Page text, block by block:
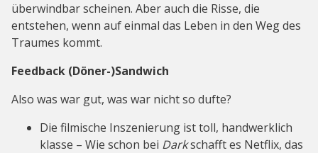
überwindbar scheinen. Aber auch die Risse, die
entstehen, wenn auf einmal das Leben in den Weg des
Traumes kommt.
Feedback (Döner-)Sandwich
Also was war gut, was war nicht so dufte?
Die filmische Inszenierung ist toll, handwerklich
klasse – Wie schon bei Darkschafft es Netflix, das